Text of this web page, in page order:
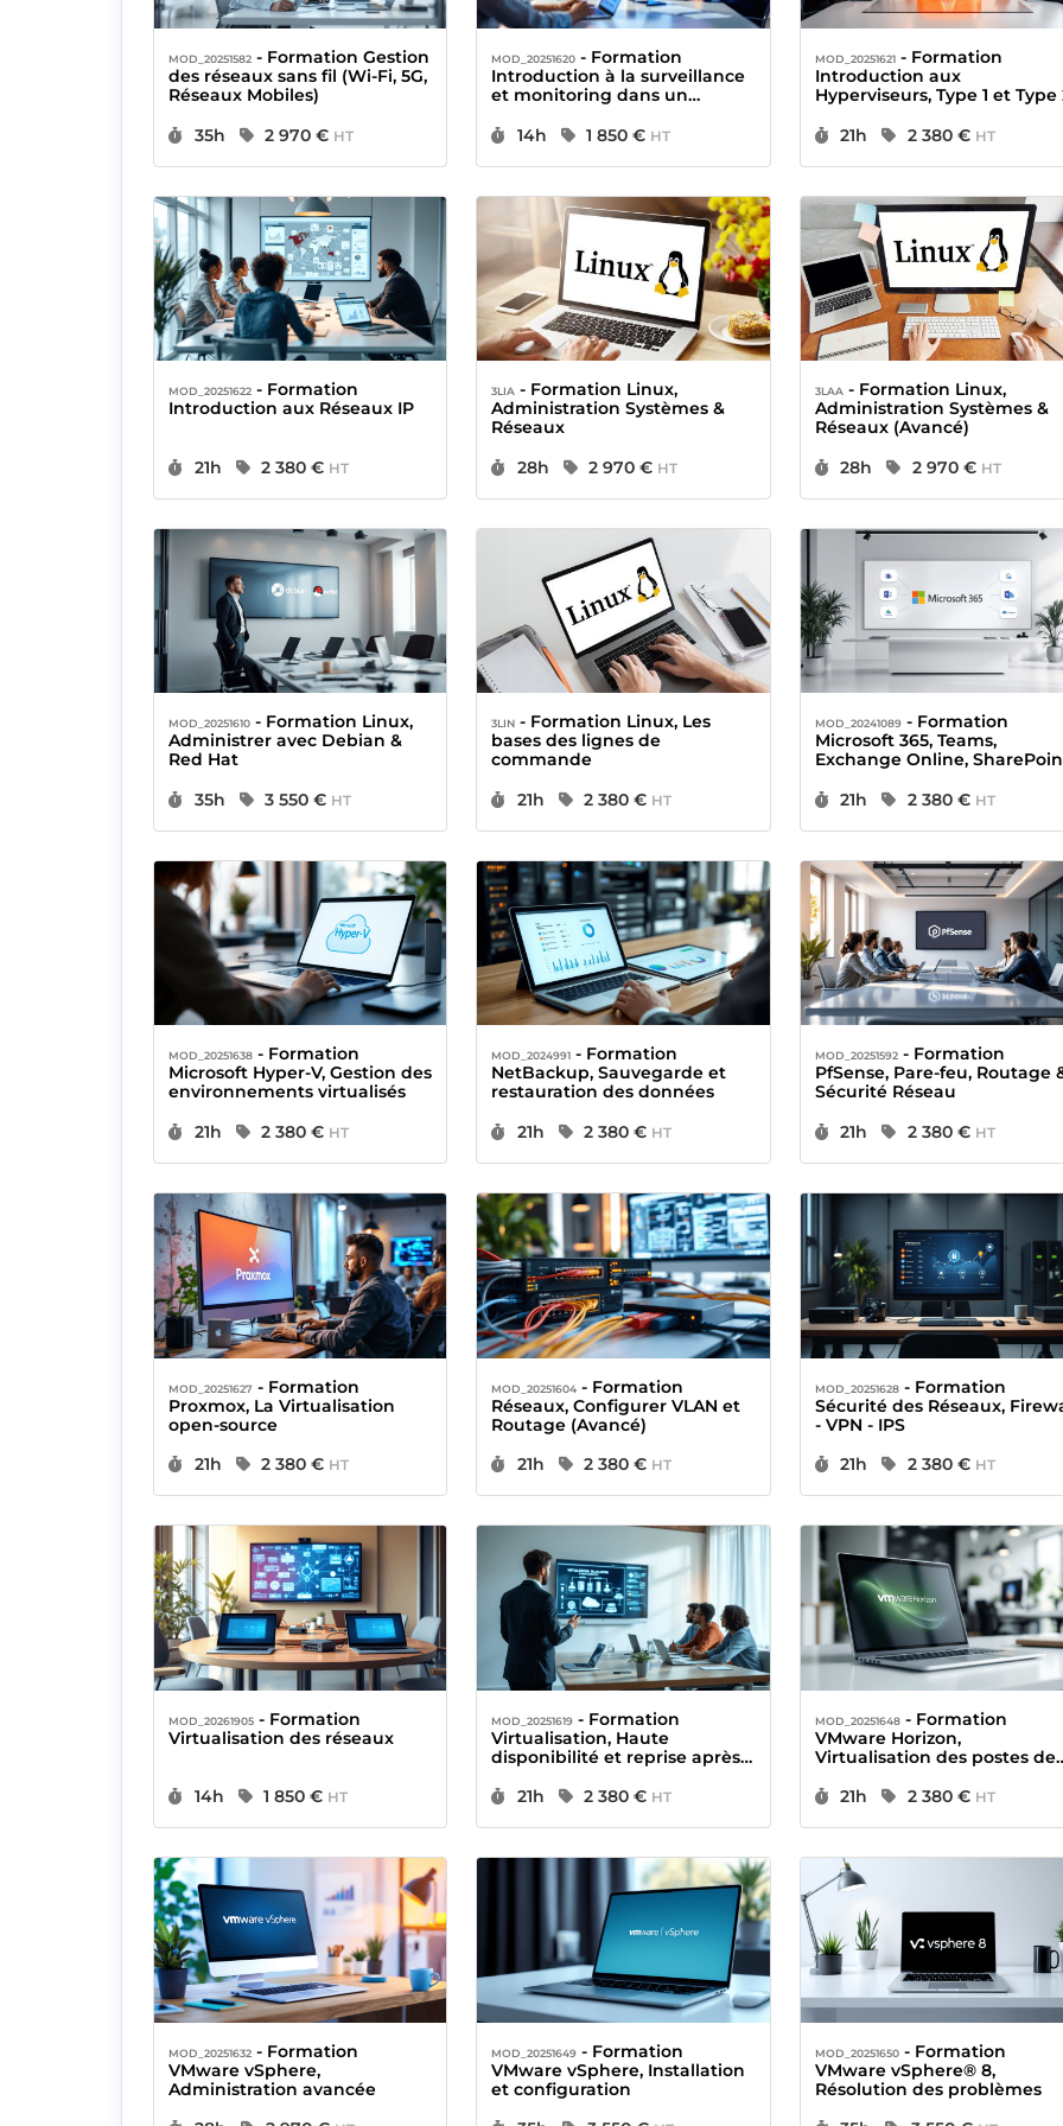
MOD_20251582 - Formation Gestion
des réseaux sans fil (Wi-Fi, 5G,
Réseaux Mobiles)
Durée :
35h Prix :
2 970 € HT
MOD_20251620 - Formation
Introduction à la surveillance
et monitoring dans un
Durée :
14h Prix :
1 850 € HT
MOD_20251621- Formation
Introduction aux
Hyperviseurs, Type 1 et Type
Durée :
21h Prix :
2 380 € HT
MOD_20251622 - Formation
Introduction aux Réseaux IP
Durée :
21h Prix :
2 380 € HT
3LIA - Formation Linux,
Administration Systèmes &
Réseaux
Durée :
28h Prix :
2 970 € HT
3LAA- Formation Linux,
Administration Systèmes &
Réseaux (Avancé)
Durée :
28h Prix :
2 970 € HT
MOD_20251610 - Formation Linux,
Administrer avec Debian &
Red Hat
Durée :
35h Prix :
3 550 € HT
3LIN - Formation Linux, Les
bases des lignes de
commande
Durée :
21h Prix :
2 380 € HT
MOD_20241089- Formation
Microsoft 365, Teams,
Exchange Online,
Durée :
21h Prix :
2 380 € HT
MOD_20251638 - Formation
Microsoft Hyper-V, Gestion des
environnements virtualisés
Durée :
21h Prix :
2 380 € HT
MOD_2024991 - Formation
NetBackup, Sauvegarde et
restauration des données
Durée :
21h Prix :
2 380 € HT
MOD_20251592- Formation
PfSense, Pare-feu, Routage
Sécurité Réseau
Durée :
21h Prix :
2 380 € HT
MOD_20251627 - Formation
Proxmox, La Virtualisation
open-source
Durée :
21h Prix :
2 380 € HT
MOD_20251604 - Formation
Réseaux, Configurer VLAN et
Routage (Avancé)
Durée :
21h Prix :
2 380 € HT
MOD_20251628- Formation
Sécurité des Réseaux,
- VPN - IPS
Durée :
21h Prix :
2 380 € HT
MOD_20261905 - Formation
Virtualisation des réseaux
Durée :
14h Prix :
1 850 € HT
MOD_20251619 - Formation
Virtualisation, Haute
disponibilité et reprise après
Durée :
21h Prix :
2 380 € HT
MOD_20251648- Formation
VMware Horizon,
Virtualisation des postes de
Durée :
21h Prix :
2 380 € HT
MOD_20251632 - Formation
VMware vSphere,
Administration avancée
MOD_20251649 - Formation
VMware vSphere, Installation
et configuration
MOD_20251650- Formation
VMware vSphere® 8,
Résolution des problèmes